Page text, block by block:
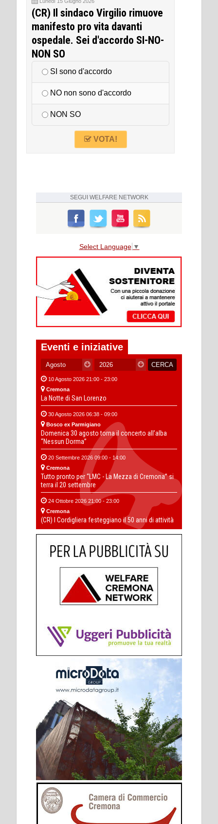
(CR) Il sindaco Virgilio rimuove
manifesto pro vita davanti
ospedale. Sei d'accordo SI-NO-
NON SO
SI sono d'accordo
NO non sono d'accordo
NON SO
VOTA!
SEGUI WELFARE NETWORK
Select Language ▼
Eventi e iniziative
10 Agosto 2026 21:00 - 23:00
Cremona
La Notte di San Lorenzo
30 Agosto 2026 06:38 - 09:00
Bosco ex Parmigiano
Domenica 30 agosto torna il concerto all’alba
“Nessun Dorma”
20 Settembre 2026 09:00 - 14:00
Cremona
Tutto pronto per “LMC - La Mezza di Cremona” si
terra il 20 settembre
24 Ottobre 2026 21:00 - 23:00
Cremona
(CR) I Cordigliera festeggiano il 50 anni di attività